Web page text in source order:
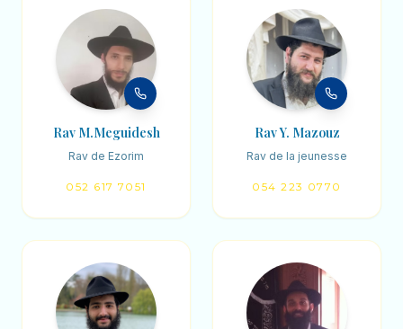
Rav M.Meguidesh
Rav de Ezorim
052 617 7051
Rav Y. Mazouz
Rav de la jeunesse
054 223 0770